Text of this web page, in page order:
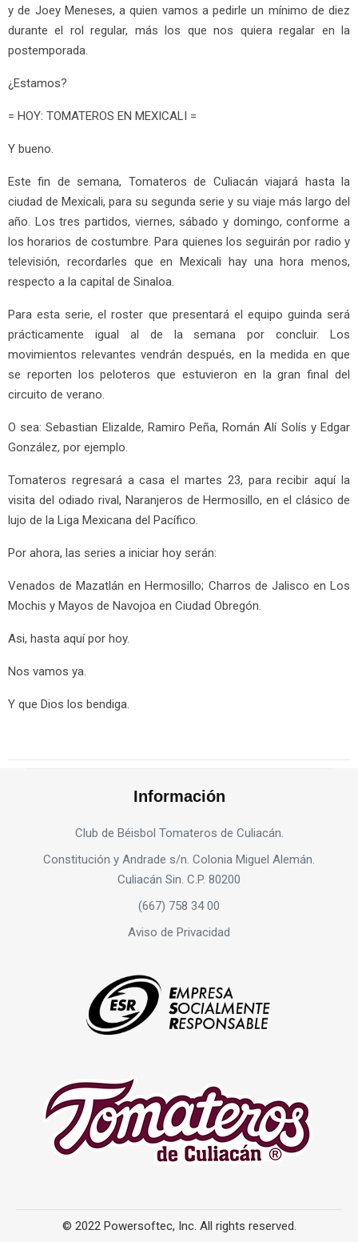
y de Joey Meneses, a quien vamos a pedirle un mínimo de diez
durante el rol regular, más los que nos quiera regalar en la
postemporada.
¿Estamos?
= HOY: TOMATEROS EN MEXICALI =
Y bueno.
Este fin de semana, Tomateros de Culiacán viajará hasta la
ciudad de Mexicali, para su segunda serie y su viaje más largo del
año. Los tres partidos, viernes, sábado y domingo, conforme a
los horarios de costumbre. Para quienes los seguirán por radio y
televisión, recordarles que en Mexicali hay una hora menos,
respecto a la capital de Sinaloa.
Para esta serie, el roster que presentará el equipo guinda será
prácticamente igual al de la semana por concluir. Los
movimientos relevantes vendrán después, en la medida en que
se reporten los peloteros que estuvieron en la gran final del
circuito de verano.
O sea: Sebastian Elizalde, Ramiro Peña, Román Alí Solís y Edgar
González, por ejemplo.
Tomateros regresará a casa el martes 23, para recibir aquí la
visita del odiado rival, Naranjeros de Hermosillo, en el clásico de
lujo de la Liga Mexicana del Pacífico.
Por ahora, las series a iniciar hoy serán:
Venados de Mazatlán en Hermosillo; Charros de Jalisco en Los
Mochis y Mayos de Navojoa en Ciudad Obregón.
Asi, hasta aquí por hoy.
Nos vamos ya.
Y que Dios los bendiga.
Información
Club de Béisbol Tomateros de Culiacán.
Constitución y Andrade s/n. Colonia Miguel Alemán.
Culiacán Sin. C.P. 80200
(667) 758 34 00
Aviso de Privacidad
© 2022 Powersoftec, Inc. All rights reserved.